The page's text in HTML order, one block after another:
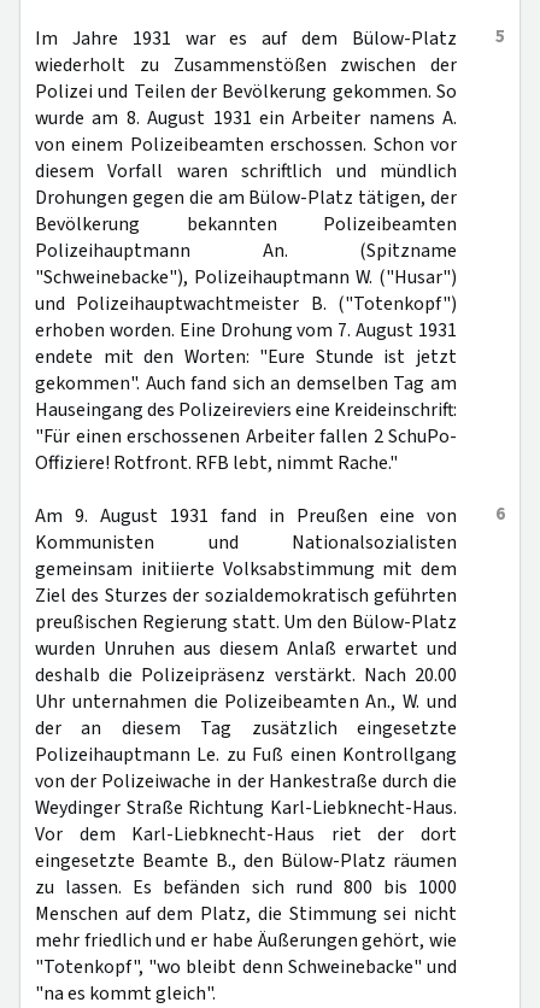
5
Im Jahre 1931 war es auf dem Bülow-Platz
wiederholt zu Zusammenstößen zwischen der
Polizei und Teilen der Bevölkerung gekommen. So
wurde am 8. August 1931 ein Arbeiter namens A.
von einem Polizeibeamten erschossen. Schon vor
diesem Vorfall waren schriftlich und mündlich
Drohungen gegen die am Bülow-Platz tätigen, der
Bevölkerung bekannten Polizeibeamten
Polizeihauptmann An. (Spitzname
"Schweinebacke"), Polizeihauptmann W. ("Husar")
und Polizeihauptwachtmeister B. ("Totenkopf")
erhoben worden. Eine Drohung vom 7. August 1931
endete mit den Worten: "Eure Stunde ist jetzt
gekommen". Auch fand sich an demselben Tag am
Hauseingang des Polizeireviers eine Kreideinschrift:
"Für einen erschossenen Arbeiter fallen 2 SchuPo-
Offiziere! Rotfront. RFB lebt, nimmt Rache."
6
Am 9. August 1931 fand in Preußen eine von
Kommunisten und Nationalsozialisten
gemeinsam initiierte Volksabstimmung mit dem
Ziel des Sturzes der sozialdemokratisch geführten
preußischen Regierung statt. Um den Bülow-Platz
wurden Unruhen aus diesem Anlaß erwartet und
deshalb die Polizeipräsenz verstärkt. Nach 20.00
Uhr unternahmen die Polizeibeamten An., W. und
der an diesem Tag zusätzlich eingesetzte
Polizeihauptmann Le. zu Fuß einen Kontrollgang
von der Polizeiwache in der Hankestraße durch die
Weydinger Straße Richtung Karl-Liebknecht-Haus.
Vor dem Karl-Liebknecht-Haus riet der dort
eingesetzte Beamte B., den Bülow-Platz räumen
zu lassen. Es befänden sich rund 800 bis 1000
Menschen auf dem Platz, die Stimmung sei nicht
mehr friedlich und er habe Äußerungen gehört, wie
"Totenkopf", "wo bleibt denn Schweinebacke" und
"na es kommt gleich".